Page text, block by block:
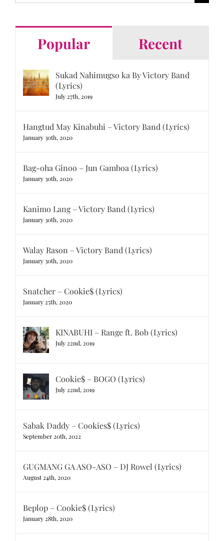
for:
Popular Recent
Sukad Nahimugso ka By Victory Band
(Lyrics)
July 27th, 2019
Hangtud May Kinabuhi – Victory Band (Lyrics)
January 30th, 2020
Bag-oha Ginoo – Jun Gamboa (Lyrics)
January 30th, 2020
Kanimo Lang – Victory Band (Lyrics)
January 30th, 2020
Walay Rason – Victory Band (Lyrics)
January 30th, 2020
Snatcher – Cookie$ (Lyrics)
January 25th, 2020
KINABUHI – Range ft. Bob (Lyrics)
July 22nd, 2019
Cookie$ – BOGO (Lyrics)
July 22nd, 2019
Sabak Daddy – Cookies$ (Lyrics)
September 20th, 2022
GUGMANG GA ASO-ASO – DJ Rowel (Lyrics)
August 24th, 2020
Beplop – Cookie$ (Lyrics)
January 28th, 2020